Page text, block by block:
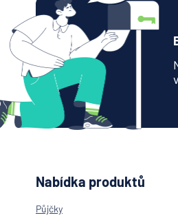
Nabídka produktů
Půjčky